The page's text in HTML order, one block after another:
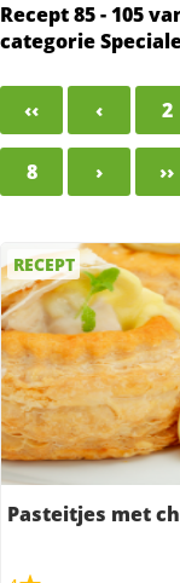
Recept 85 - 105
categorie
‹‹ ‹ 2
8 › ››
RECEPT
Pasteitjes met